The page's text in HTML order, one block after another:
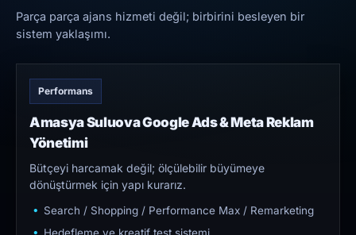
Parça parça ajans hizmeti değil; birbirini besleyen bir
sistem yaklaşımı.
Performans
Amasya Suluova Google Ads & Meta Reklam
Yönetimi
Bütçeyi harcamak değil; ölçülebilir büyümeye
dönüştürmek için yapı kurarız.
Search / Shopping / Performance Max / Remarketing